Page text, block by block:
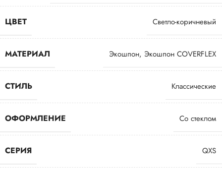
ЦВЕТ Светло-коричневый
МАТЕРИАЛ Экошпон, Экошпон COVERFLEX
СТИЛЬ Классические
ОФОРМЛЕНИЕ Со стеклом
СЕРИЯ QXS